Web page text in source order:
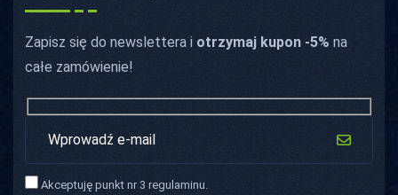
Zapisz się do newslettera i otrzymaj kupon -5% na
całe zamówienie!
Akceptuję punkt nr 3 regulaminu.